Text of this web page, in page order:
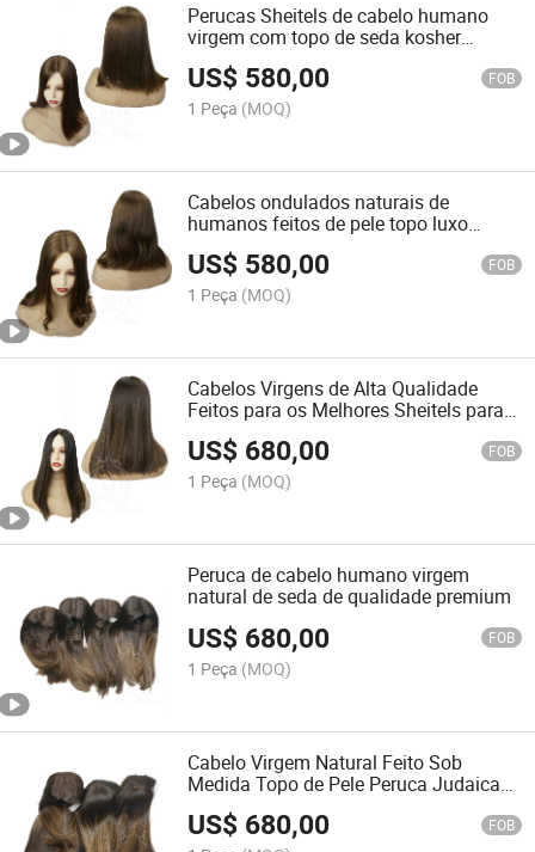
Perucas Sheitels de cabelo humano
virgem com topo de seda kosher
judaico
US$ 580,00 FOB
1 Peça (MOQ)
Cabelos ondulados naturais de
humanos feitos de pele topo luxo
perucas para mulheres judias
US$ 580,00 FOB
1 Peça (MOQ)
Cabelos Virgens de Alta Qualidade
Feitos para os Melhores Sheitels para a
Sua Jornada
US$ 680,00 FOB
1 Peça (MOQ)
Peruca de cabelo humano virgem
natural de seda de qualidade premium
US$ 680,00 FOB
1 Peça (MOQ)
Cabelo Virgem Natural Feito Sob
Medida Topo de Pele Peruca Judaica
Sheitels para Kosher
US$ 680,00 FOB